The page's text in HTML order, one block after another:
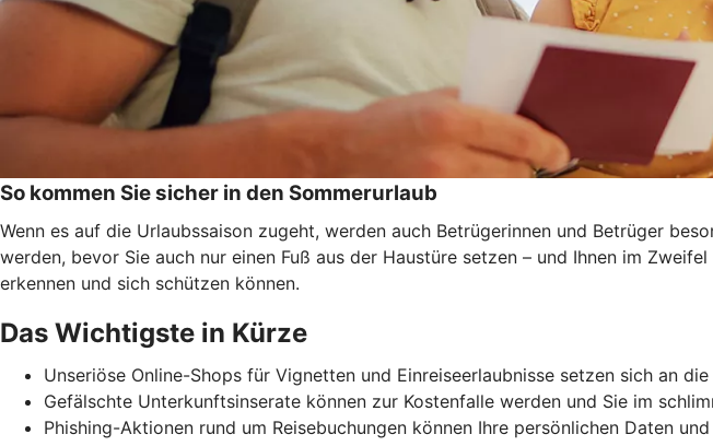
So kommen Sie sicher in den Sommerurlaub
Wenn es auf die Urlaubssaison zugeht, werden auch Betrügerinnen und Betrüger
werden, bevor Sie auch nur einen Fuß aus der Haustüre setzen – und Ihnen im
erkennen und sich schützen können.
Das Wichtigste in Kürze
Unseriöse Online-Shops für Vignetten und Einreiseerlaubnisse setzen sich an
Gefälschte Unterkunftsinserate können zur Kostenfalle werden und Sie im
Phishing-Aktionen rund um Reisebuchungen können Ihre persönlichen Daten